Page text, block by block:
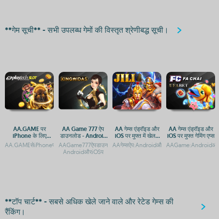
**गेम सूची** - सभी उपलब्ध गेमों की विस्तृत श्रेणीबद्ध सूची।
AA.GAME पर
iPhone के लिए
Android ऐप्स कैसे
डाउनलोड करें
AA Game 777 ऐप
डाउनलोड - Android
और iOS पर मज़ेदार
गेमिंग
AndroidऔरiOSप
AA गेम्स एंड्रॉइड और
iOS पर मुफ्त में खेलने
के लिए डाउनलोड करें
AA गेम्स एंड्रॉइड और
iOS पर मुफ्त गेमिंग एप्स
**टॉप चार्ट** - सबसे अधिक खेले जाने वाले और रेटेड गेम्स की
रैंकिंग।